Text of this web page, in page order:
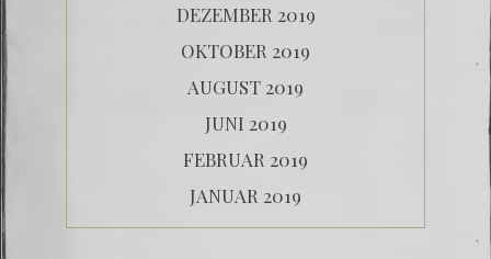
DEZEMBER 2019
OKTOBER 2019
AUGUST 2019
JUNI 2019
FEBRUAR 2019
JANUAR 2019